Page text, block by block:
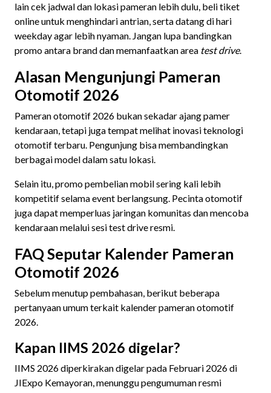
lain cek jadwal dan lokasi pameran lebih dulu, beli tiket
online untuk menghindari antrian, serta datang di hari
weekday agar lebih nyaman. Jangan lupa bandingkan
promo antara brand dan memanfaatkan area test drive.
Alasan Mengunjungi Pameran
Otomotif 2026
Pameran otomotif 2026 bukan sekadar ajang pamer
kendaraan, tetapi juga tempat melihat inovasi teknologi
otomotif terbaru. Pengunjung bisa membandingkan
berbagai model dalam satu lokasi.
Selain itu, promo pembelian mobil sering kali lebih
kompetitif selama event berlangsung. Pecinta otomotif
juga dapat memperluas jaringan komunitas dan mencoba
kendaraan melalui sesi test drive resmi.
FAQ Seputar Kalender Pameran
Otomotif 2026
Sebelum menutup pembahasan, berikut beberapa
pertanyaan umum terkait kalender pameran otomotif
2026.
Kapan IIMS 2026 digelar?
IIMS 2026 diperkirakan digelar pada Februari 2026 di
JIExpo Kemayoran, menunggu pengumuman resmi